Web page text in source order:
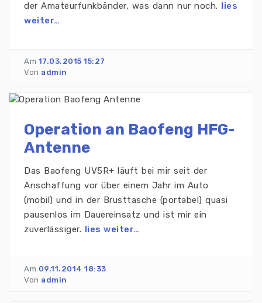
der Amateurfunkbänder, was dann nur noch. lies
weiter…
Am 17.03.2015 15:27
Von admin
Operation an Baofeng HFG-
Antenne
Das Baofeng UV5R+ läuft bei mir seit der
Anschaffung vor über einem Jahr im Auto
(mobil) und in der Brusttasche (portabel) quasi
pausenlos im Dauereinsatz und ist mir ein
zuverlässiger. lies weiter…
Am 09.11.2014 18:33
Von admin